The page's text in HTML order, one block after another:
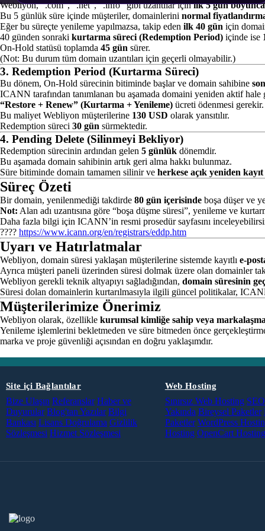
Webliyon, “.com”, “.net”, “.info” gibi uzantılar içinilk 5 gün
Bu 5 günlük süre içinde müşteriler, domainlerini normal
Eğer bu süreçte yenileme yapılmazsa, takip eden ilk 40 gün için
40 günden sonraki kurtarma süreci (Redemption Period) içinde ise
On-Hold statüsü toplamda 45 gün sürer.
(Not: Bu durum tüm domain uzantıları için geçerli olmayabilir.)
3. Redemption Period (Kurtarma Süreci)
Bu dönem, On-Hold sürecinin bitiminde başlar ve domain sahibine
ICANN tarafından tanımlanan bu aşamada domaini yeniden aktif hale
“Restore + Renew” (Kurtarma + Yenileme) ücreti ödenmesi gerekir.
Bu maliyet Webliyon müşterilerine 130 USD olarak yansıtılır.
Redemption süreci 30 gün sürmektedir.
4. Pending Delete (Silinmeyi Bekliyor)
Redemption sürecinin ardından gelen 5 günlük dönemdir.
Bu aşamada domain sahibinin artık geri alma hakkı bulunmaz.
Süre bitiminde domain tamamen silinir ve herkese açık yeniden kayıt
Süreç Özeti
Bir domain, yenilenmediği takdirde 80 gün içerisinde boşa düşer ve
Not: Alan adı uzantısına göre “boşa düşme süresi”, yenileme ve
Daha fazla bilgi için ICANN’in resmi prosedür sayfasını
???? https://www.icann.org/en/registrars/eddp.htm
Uyarı ve Hatırlatmalar
Webliyon, domain süresi yaklaşan müşterilerine sistemde kayıtlı e-
Ayrıca müşteri paneli üzerinden süresi dolmak üzere olan domainler
Webliyon gerekli teknik altyapıyı sağladığından, domain süresinin
Süresi dolan domainlerin kurtarılmasıyla ilgili güncel politikalar,
Müşterilerimize Önerimiz
Webliyon olarak, özellikle kurumsal kimliğe sahip veya
Yenileme işlemlerini bekletmeden ve süre bitmeden önce
marka ve proje güvenliği açısından en doğru yaklaşımdır.
Site içi Bağlantılar
Bize Ulaşın Referanslar Haber ve
Duyurular Blog'tan Yazılar Bilgi
Bankası Lisans Doğrulama Gizlilik
Sözleşmesi Hizmet Sözleşmesi
Web Hosting
Sınırsız Web Hosting
Yakında Bireysel Paketler
Paketler WordPress
Hosting OpenCart Hosting